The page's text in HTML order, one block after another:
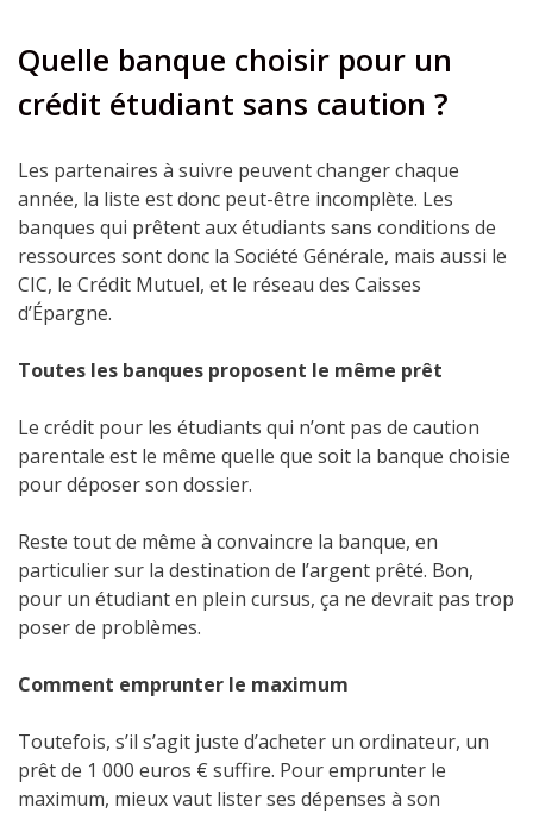
Quelle banque choisir pour un
crédit étudiant sans caution ?
Les partenaires à suivre peuvent changer chaque
année, la liste est donc peut-être incomplète. Les
banques qui prêtent aux étudiants sans conditions de
ressources sont donc la Société Générale, mais aussi le
CIC, le Crédit Mutuel, et le réseau des Caisses
d’Épargne.
Toutes les banques proposent le même prêt
Le crédit pour les étudiants qui n’ont pas de caution
parentale est le même quelle que soit la banque choisie
pour déposer son dossier.
Reste tout de même à convaincre la banque, en
particulier sur la destination de l’argent prêté. Bon,
pour un étudiant en plein cursus, ça ne devrait pas trop
poser de problèmes.
Comment emprunter le maximum
Toutefois, s’il s’agit juste d’acheter un ordinateur, un
prêt de 1 000 euros € suffire. Pour emprunter le
maximum, mieux vaut lister ses dépenses à son